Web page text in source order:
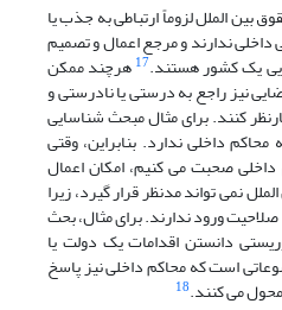
بین الملل لزوماً ارتباطی به جذب یا
ندارند و مرجع اعمال و تصمیم
یک کشور هستند.17 هرچند ممکن
نیز راجع به درستی یا نادرستی و
کنند. برای مثال مبحث شناسایی
داخلی ندارد. بنابراین، وقتی
داخلی صحبت می کنیم، امکان اعمال
نمی تواند مدنظر قرار گیرد، زیرا
ورود ندارند. برای مثال، بحث
دانستن اقدامات یک دولت یا
است که محاکم داخلی نیز پاسخ
می کنند.18